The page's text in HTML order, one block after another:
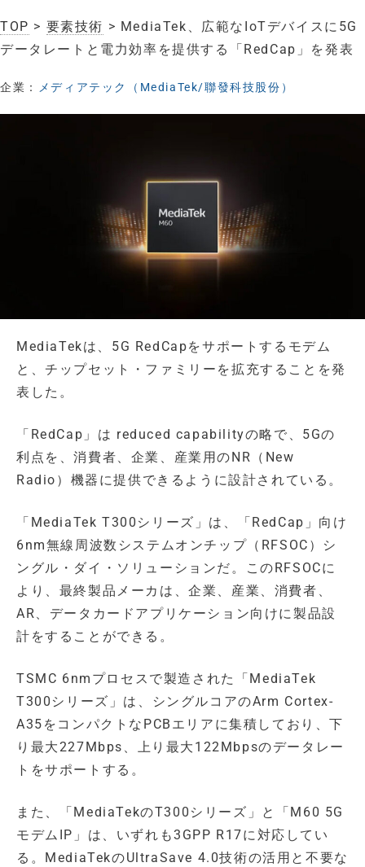
TOP > 要素技術 > MediaTek、広範なIoTデバイスに5G
データレートと電力効率を提供する「RedCap」を発表
企業： メディアテック（MediaTek/聯發科技股份）
MediaTekは、5G RedCapをサポートするモデム
と、チップセット・ファミリーを拡充することを発
表した。
「RedCap」は reduced capabilityの略で、5Gの
利点を、消費者、企業、産業用のNR（New
Radio）機器に提供できるように設計されている。
「MediaTek T300シリーズ」は、「RedCap」向け
6nm無線周波数システムオンチップ（RFSOC）シ
ングル・ダイ・ソリューションだ。このRFSOCに
より、最終製品メーカは、企業、産業、消費者、
AR、データカードアプリケーション向けに製品設
計をすることができる。
TSMC 6nmプロセスで製造された「MediaTek
T300シリーズ」は、シングルコアのArm Cortex-
A35をコンパクトなPCBエリアに集積しており、下
り最大227Mbps、上り最大122Mbpsのデータレー
トをサポートする。
また、「MediaTekのT300シリーズ」と「M60 5G
モデムIP」は、いずれも3GPP R17に対応してい
る。MediaTekのUltraSave 4.0技術の活用と不要な